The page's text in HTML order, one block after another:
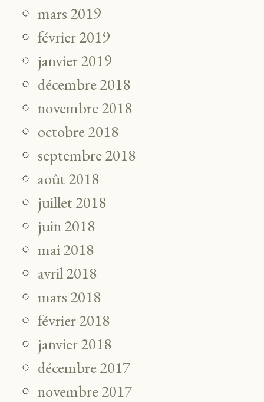
mars 2019
février 2019
janvier 2019
décembre 2018
novembre 2018
octobre 2018
septembre 2018
août 2018
juillet 2018
juin 2018
mai 2018
avril 2018
mars 2018
février 2018
janvier 2018
décembre 2017
novembre 2017